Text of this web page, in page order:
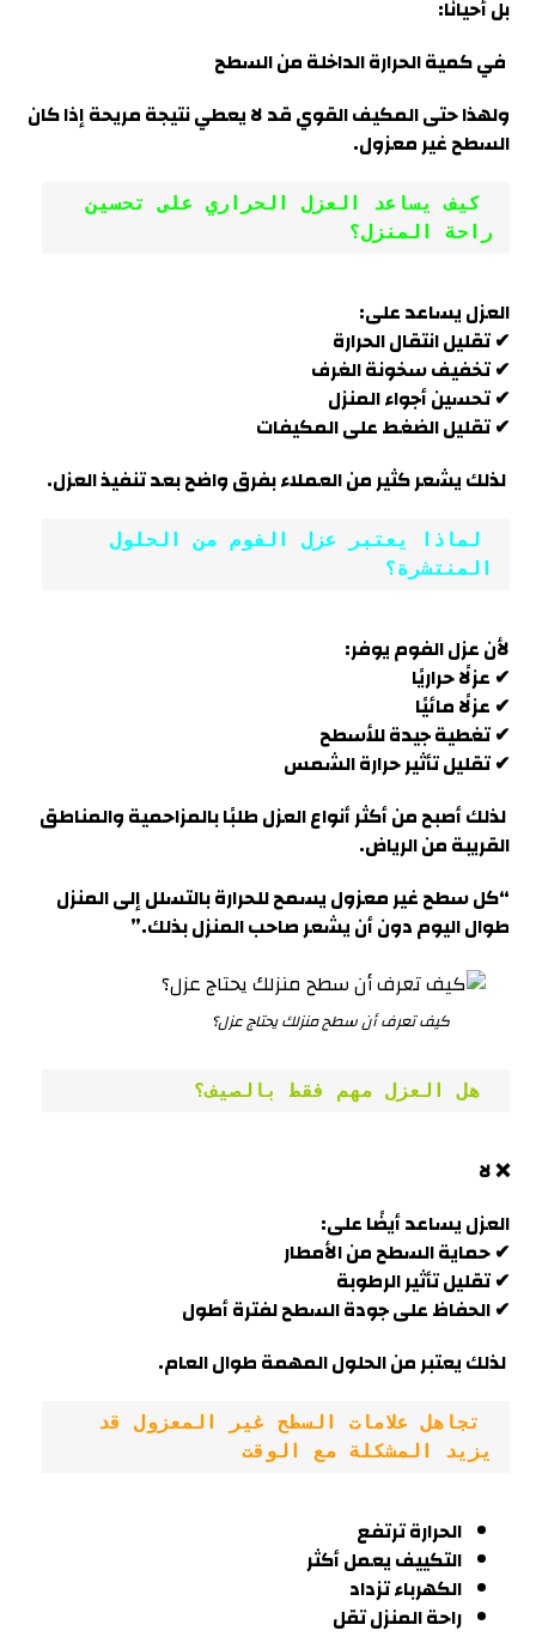
بل أحيانًا:
في كمية الحرارة الداخلة من السطح
ولهذا حتى المكيف القوي قد لا يعطي نتيجة مريحة إذا كان
السطح غير معزول.
كيف يساعد العزل الحراري على تحسين
راحة المنزل؟
العزل يساعد على:
✔ تقليل انتقال الحرارة
✔ تخفيف سخونة الغرف
✔ تحسين أجواء المنزل
✔ تقليل الضغط على المكيفات
لذلك يشعر كثير من العملاء بفرق واضح بعد تنفيذ العزل.
المنتشرة؟
لأن عزل الفوم يوفر:
✔ عزلًا حراريًا
✔ عزلًا مائيًا
✔ تغطية جيدة للأسطح
✔ تقليل تأثير حرارة الشمس
لذلك أصبح من أكثر أنواع العزل طلبًا بالمزاحمية والمناطق
القريبة من الرياض.
“كل سطح غير معزول يسمح للحرارة بالتسلل إلى المنزل
طوال اليوم دون أن يشعر صاحب المنزل بذلك.”
كيف تعرف أن سطح منزلك يحتاج عزل؟
هل العزل مهم فقط بالصيف؟
❌ لا
العزل يساعد أيضًا على:
✔ حماية السطح من الأمطار
✔ تقليل تأثير الرطوبة
✔ الحفاظ على جودة السطح لفترة أطول
لذلك يعتبر من الحلول المهمة طوال العام.
يزيد المشكلة مع الوقت
الحرارة ترتفع
التكييف يعمل أكثر
الكهرباء تزداد
راحة المنزل تقل